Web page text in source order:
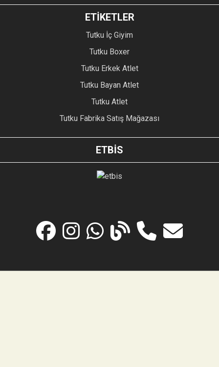
ETİKETLER
Tutku İç Giyim
Tutku Boxer
Tutku Erkek Atlet
Tutku Bayan Atlet
Tutku Atlet
Tutku Fabrika Satış Mağazası
ETBİS